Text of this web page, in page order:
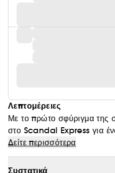
Λεπτομέρειες
Με το πρώτο σφύριγμα της
στο Scandal Express για
σίγουρα θα είναι πολύ πιο
προορισμό. Στο
η ώρα για ακολασία!
Δείτε περισσότερα